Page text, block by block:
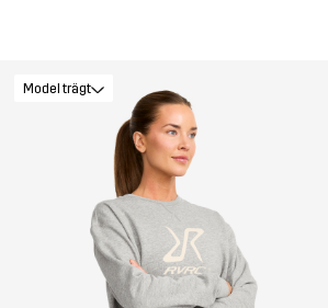
Model trägt